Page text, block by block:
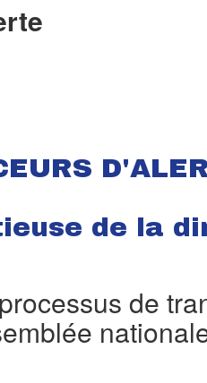
de la
de